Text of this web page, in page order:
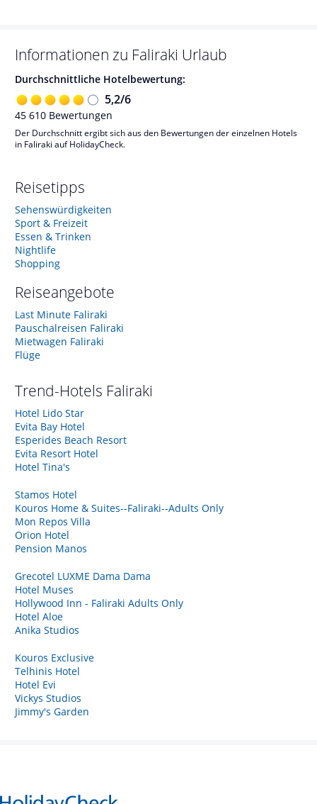
Informationen zu Faliraki Urlaub
Durchschnittliche Hotelbewertung:
5,2/6
45 610 Bewertungen
Der Durchschnitt ergibt sich aus den Bewertungen der einzelnen Hotels
in Faliraki auf HolidayCheck.
Reisetipps
Sehenswürdigkeiten
Sport & Freizeit
Essen & Trinken
Nightlife
Shopping
Reiseangebote
Last Minute Faliraki
Pauschalreisen Faliraki
Mietwagen Faliraki
Flüge
Trend-Hotels Faliraki
Hotel Lido Star
Evita Bay Hotel
Esperides Beach Resort
Evita Resort Hotel
Hotel Tina's
Stamos Hotel
Kouros Home & Suites--Faliraki--Adults Only
Mon Repos Villa
Orion Hotel
Pension Manos
Grecotel LUXME Dama Dama
Hotel Muses
Hollywood Inn - Faliraki Adults Only
Hotel Aloe
Anika Studios
Kouros Exclusive
Telhinis Hotel
Hotel Evi
Vickys Studios
Jimmy's Garden